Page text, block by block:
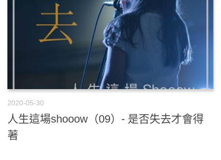
2020-05-30
人生這場shooow（09）- 是否失去才會得
著